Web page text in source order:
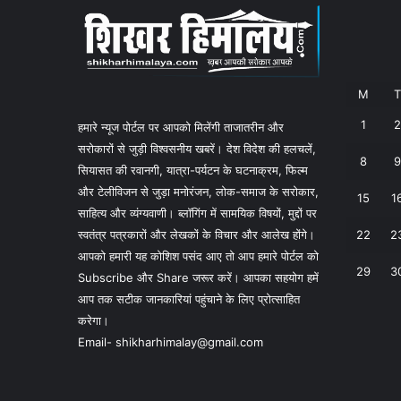
हमारे न्यूज पोर्टल पर आपको मिलेंगी ताजातरीन और
सरोकारों से जुड़ी विश्वसनीय खबरें। देश विदेश की हलचलें,
सियासत की रवानगी, यात्रा-पर्यटन के घटनाक्रम, फिल्म
और टेलीविजन से जुड़ा मनोरंजन, लोक-समाज के सरोकार,
साहित्य और व्यंग्यवाणी। ब्लॉगिंग में सामयिक विषयों, मुद्दों पर
स्वतंत्र पत्रकारों और लेखकों के विचार और आलेख होंगे।
आपको हमारी यह कोशिश पसंद आए तो आप हमारे पोर्टल को
Subscribe और Share जरूर करें। आपका सहयोग हमें
आप तक सटीक जानकारियां पहुंचाने के लिए प्रोत्साहित
करेगा।
Email- shikharhimalay@gmail.com
M T
1 2
8 9
15
22
29